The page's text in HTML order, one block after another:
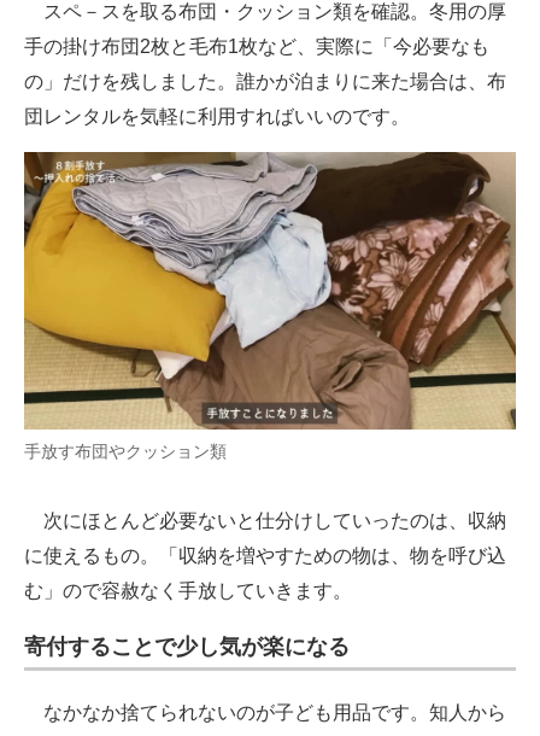
スペ－スを取る布団・クッション類を確認。冬用の厚
手の掛け布団2枚と毛布1枚など、実際に「今必要なも
の」だけを残しました。誰かが泊まりに来た場合は、布
団レンタルを気軽に利用すればいいのです。
手放す布団やクッション類
次にほとんど必要ないと仕分けしていったのは、収納
に使えるもの。「収納を増やすための物は、物を呼び込
む」ので容赦なく手放していきます。
寄付することで少し気が楽になる
なかなか捨てられないのが子ども用品です。知人から